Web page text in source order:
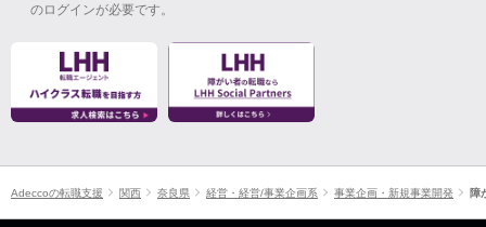
のログインが必要です。
Adeccoの転職支援 関西 奈良県 経営・経営/事業企画系 事業企画・新規事業開発 障